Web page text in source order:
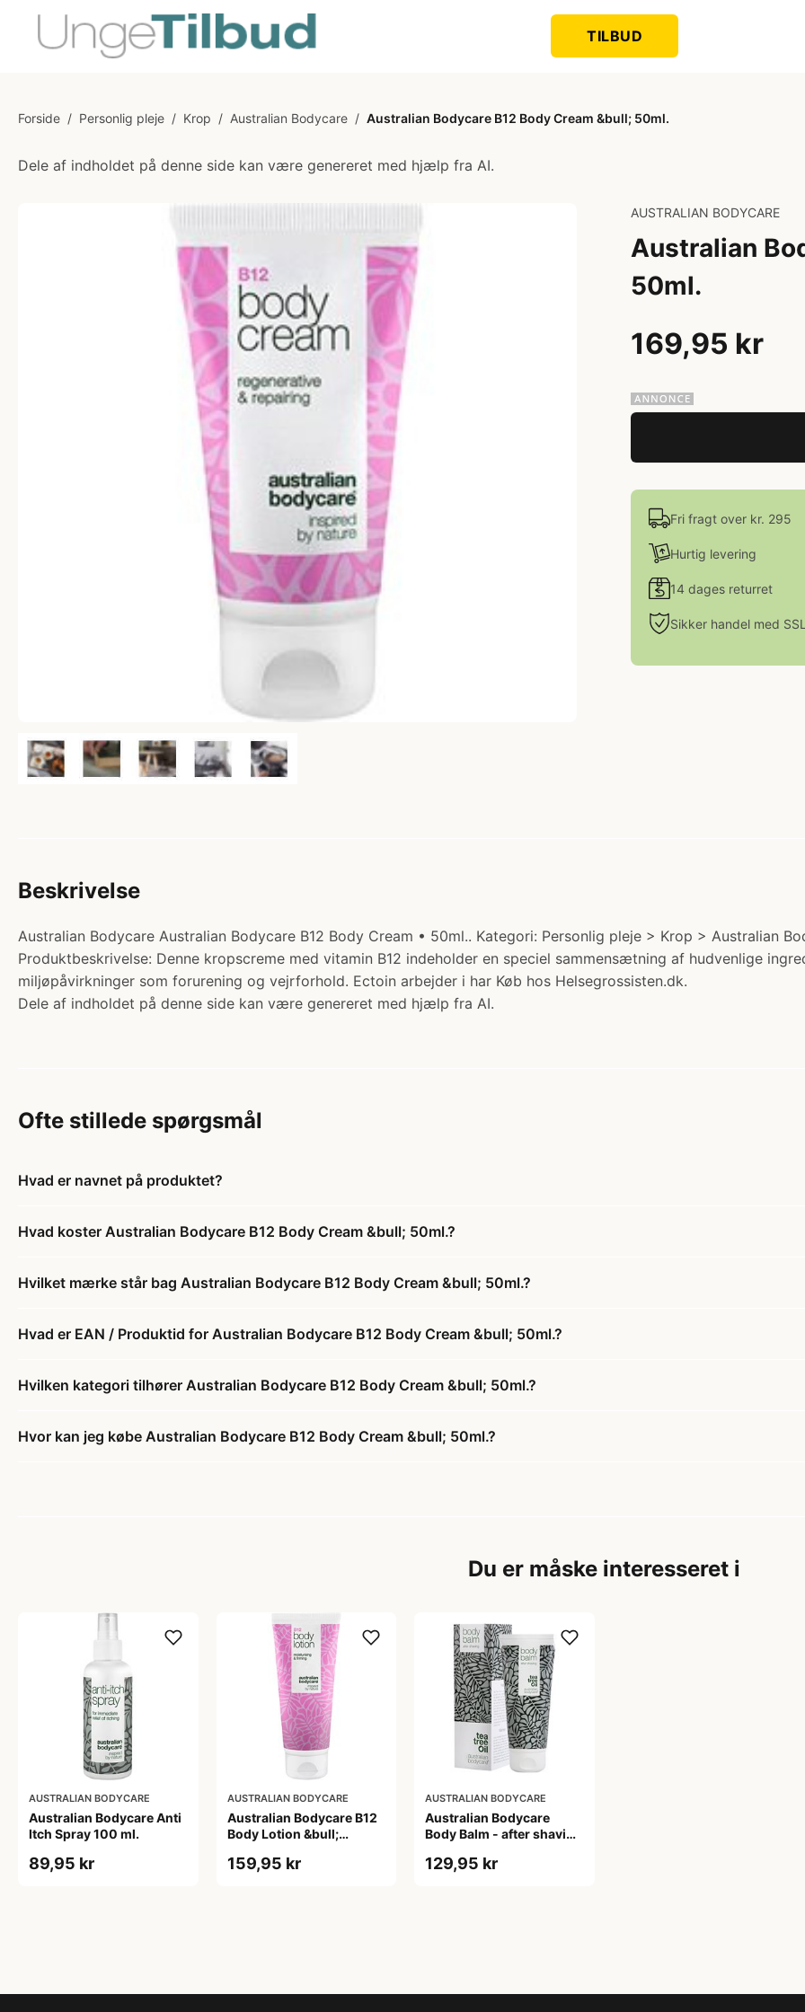
TILBUD
Forside / Personlig pleje / Krop / Australian Bodycare / Australian Bodycare B12 Body Cream &bull; 50ml.
Dele af indholdet på denne side kan være genereret med hjælp fra AI.
AUSTRALIAN BODYCARE
Australian
50ml.
169,95 kr
Fri fragt over kr. 295
Hurtig levering
14 dages returret
Sikker handel med SSL
Beskrivelse
Australian Bodycare Australian Bodycare B12 Body Cream • 50ml.. Kategori: Personlig pleje > Krop > Australian
Produktbeskrivelse: Denne kropscreme med vitamin B12 indeholder en speciel sammensætning af hudvenlige
miljøpåvirkninger som forurening og vejrforhold. Ectoin arbejder i har Køb hos Helsegrossisten.dk.
Dele af indholdet på denne side kan være genereret med hjælp fra AI.
Ofte stillede spørgsmål
Hvad er navnet på produktet?
Hvad koster Australian Bodycare B12 Body Cream &bull; 50ml.?
Hvilket mærke står bag Australian Bodycare B12 Body Cream &bull; 50ml.?
Hvad er EAN / Produktid for Australian Bodycare B12 Body Cream &bull; 50ml.?
Hvilken kategori tilhører Australian Bodycare B12 Body Cream &bull; 50ml.?
Hvor kan jeg købe Australian Bodycare B12 Body Cream &bull; 50ml.?
Du er måske interesseret i
AUSTRALIAN BODYCARE
Australian Bodycare Anti
Itch Spray 100 ml.
89,95 kr
AUSTRALIAN BODYCARE
Australian Bodycare B12
Body Lotion &bull;
159,95 kr
AUSTRALIAN BODYCARE
Australian Bodycare
Body Balm - after shaving
129,95 kr